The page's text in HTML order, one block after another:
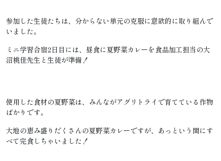
参加した生徒たちは、分からない単元の克服に意欲的に取り組んで
いました。
ミニ学習合宿2日目には、昼食に夏野菜カレーを食品加工担当の大
沼桃佳先生と生徒が準備！
使用した食材の夏野菜は、みんながアグリトライで育てている作物
ばかりです。
大地の恵み盛りだくさんの夏野菜カレーですが、あっという間にす
べて完食しちゃいました！